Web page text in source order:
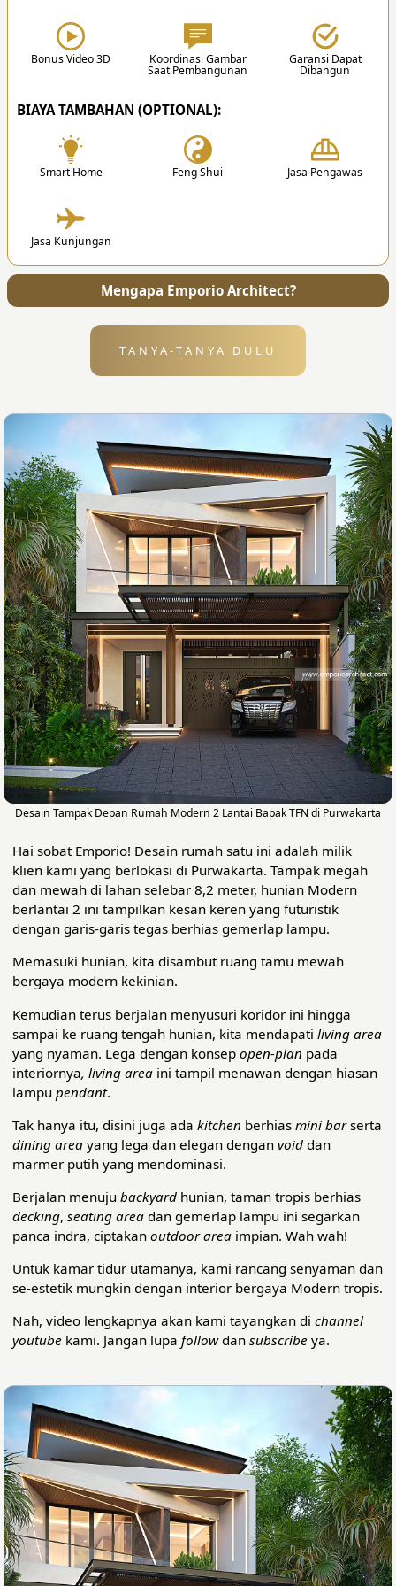
Setelah proposal disetujui, team akan memulai
proses mendesain sesuai hasil diskusi.
Setelah desain selesai, kami akan mengirimkan
semua file dan gambar kerja ke alamat Anda.
Bonus Video 3D Koordinasi Gambar
Saat Pembangunan
Garansi Dapat
Dibangun
BIAYA TAMBAHAN (OPTIONAL):
Smart Home Feng Shui Jasa Pengawas
Jasa Kunjungan
Mengapa Emporio Architect?
TANYA-TANYA DULU
Desain Tampak Depan Rumah Modern 2 Lantai Bapak TFN di Purwakarta
Hai sobat Emporio! Desain rumah satu ini adalah milik
klien kami yang berlokasi di Purwakarta. Tampak megah
dan mewah di lahan selebar 8,2 meter, hunian Modern
berlantai 2 ini tampilkan kesan keren yang futuristik
dengan garis-garis tegas berhias gemerlap lampu.
Memasuki hunian, kita disambut ruang tamu mewah
bergaya modern kekinian.
Kemudian terus berjalan menyusuri koridor ini hingga
sampai ke ruang tengah hunian, kita mendapati living area
yang nyaman. Lega dengan konsep open-plan pada
interiornya, living area ini tampil menawan dengan hiasan
lampu pendant.
Tak hanya itu, disini juga ada kitchen berhias mini barserta
dining area yang lega dan elegan dengan void dan
marmer putih yang mendominasi.
Berjalan menuju backyard hunian, taman tropis berhias
decking, seating area dan gemerlap lampu ini segarkan
panca indra, ciptakan outdoor area impian. Wah wah!
Untuk kamar tidur utamanya, kami rancang senyaman dan
se-estetik mungkin dengan interior bergaya Modern tropis.
Nah, video lengkapnya akan kami tayangkan di channel
youtube kami. Jangan lupa followdan subscribe ya.